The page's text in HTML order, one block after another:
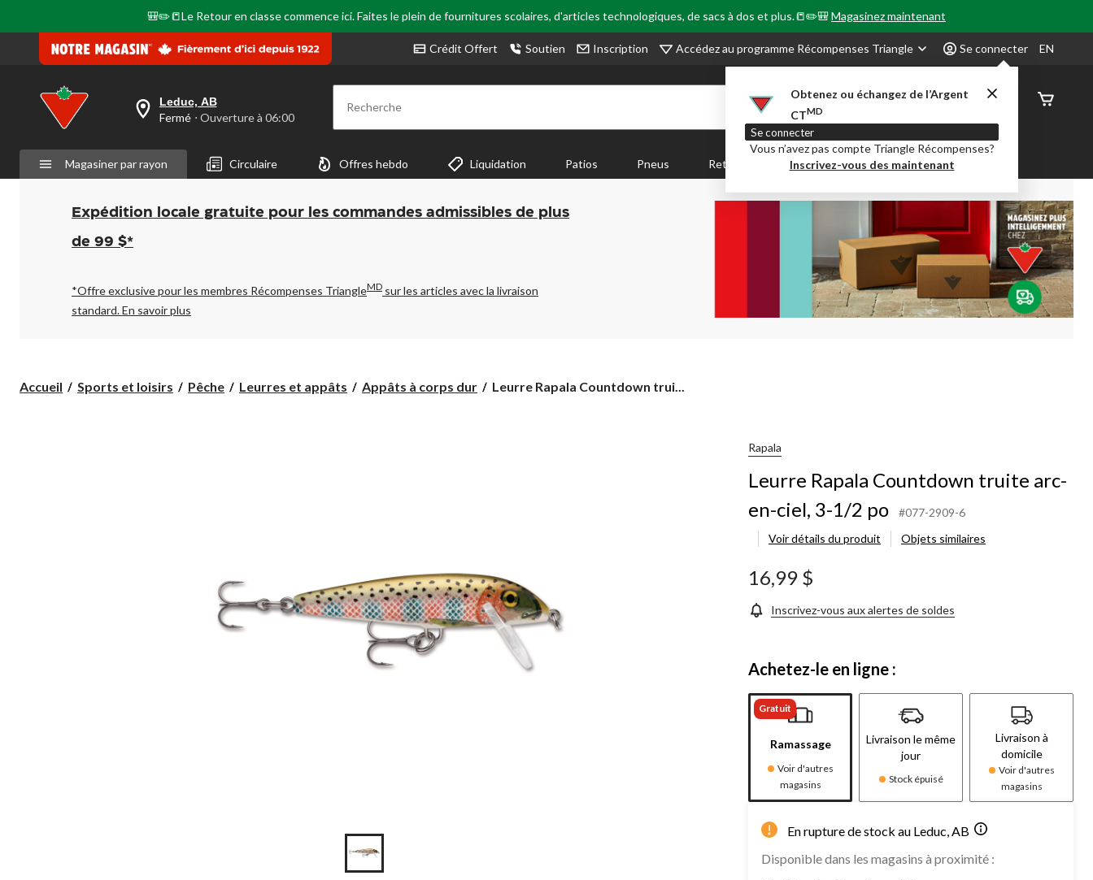
🎒✏️📒Le Retour en classe commence ici. Faites le plein de fournitures scolaires, d'articles technologiques, de sacs à dos et plus.📒✏️🎒Magasinez maintenant
Crédit Offert Soutien Inscription Accédez au programme Récompenses Triangle Se connecter
Obtenez ou échangez de l’Argent
CTMD
Se connecter
Vous n’avez pas compte Triangle Récompenses?
Inscrivez-vous des maintenant
EN
votre
est
Leduc,
AB,
Fermé,
Ouverture
à
pour
changer
Leduc, AB
Fermé ⋅ Ouverture à 06:00 Recherche
État de
Magasiner par rayon Circulaire Offres hebdo Liquidation Patios Pneus Retour en Classe Party City Centre-auto
Expédition locale gratuite pour les commandes admissibles de plus
de 99 $*
*Offre exclusive pour les membres Récompenses TriangleMD sur les articles avec la livraison
standard.En savoir plus
Accueil Sports et loisirs Pêche Leurres et appâts Appâts à corps dur
Leurre
Leurre Rapala Countdown trui...
Rapala
Leurre Rapala Countdown truite arc-
en-ciel, 3-1/2 po
#077-2909-6
Voir détails du produit
Objets similaires
16,99 $
Inscrivez-vous aux alertes de soldes
Achetez-le en ligne :
Gratuit
Ramassage
Voir d'autres
magasins
Livraison le même
jour
Stock épuisé
Livraison à
domicile
Voir d'autres
magasins
En rupture de stock au Leduc, AB
Disponible dans les magasins à proximité :